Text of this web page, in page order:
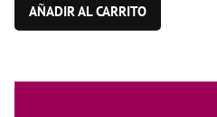
AÑADIR AL CARRITO